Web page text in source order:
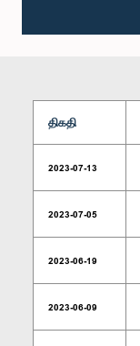
திகதி
2023-07-13
2023-07-05
2023-06-19
2023-06-09